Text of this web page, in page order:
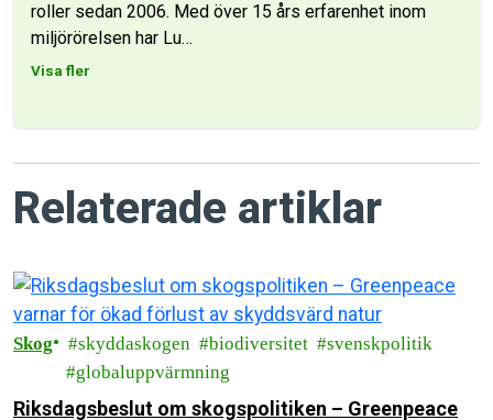
roller sedan 2006. Med över 15 års erfarenhet inom
miljörörelsen har Lu…
Visa fler
Relaterade artiklar
Skog skyddaskogen biodiversitet
svenskpolitik
globaluppvärmning
Riksdagsbeslut om skogspolitiken – Greenpeace